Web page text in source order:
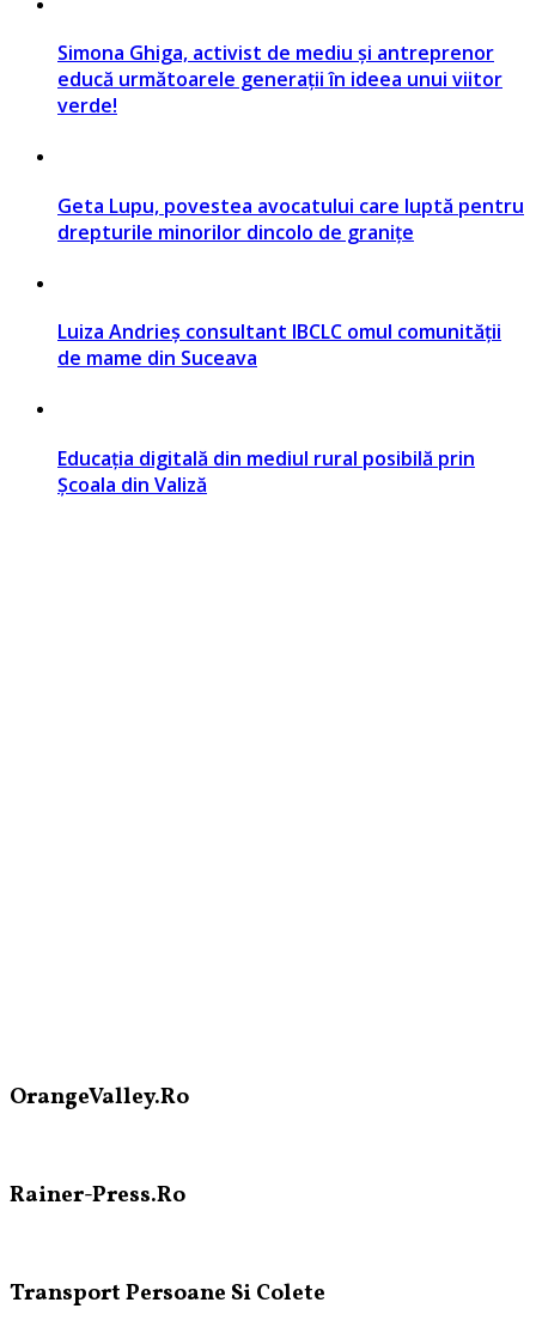
Simona Ghiga, activist de mediu și antreprenor
educă următoarele generații în ideea unui viitor
verde!
Geta Lupu, povestea avocatului care luptă pentru
drepturile minorilor dincolo de granițe
Luiza Andrieș consultant IBCLC omul comunității
de mame din Suceava
Educația digitală din mediul rural posibilă prin
Școala din Valiză
OrangeValley.Ro
Rainer-Press.Ro
Transport Persoane Si Colete